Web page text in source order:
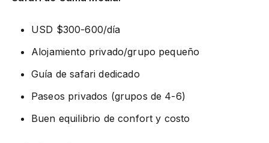
USD $300-600/día
Alojamiento privado/grupo pequeño
Guía de safari dedicado
Paseos privados (grupos de 4-6)
Buen equilibrio de confort y costo